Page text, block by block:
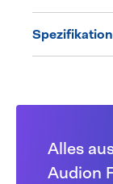
Alles
Audion